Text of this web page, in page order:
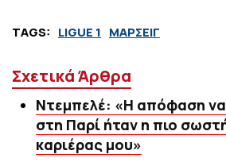
TAGS: LIGUE 1 ΜΑΡΣΕΙΓ
Σχετικά Άρθρα
Ντεμπελέ: «Η απόφαση
στη Παρί ήταν η πιο
καριέρας μου»